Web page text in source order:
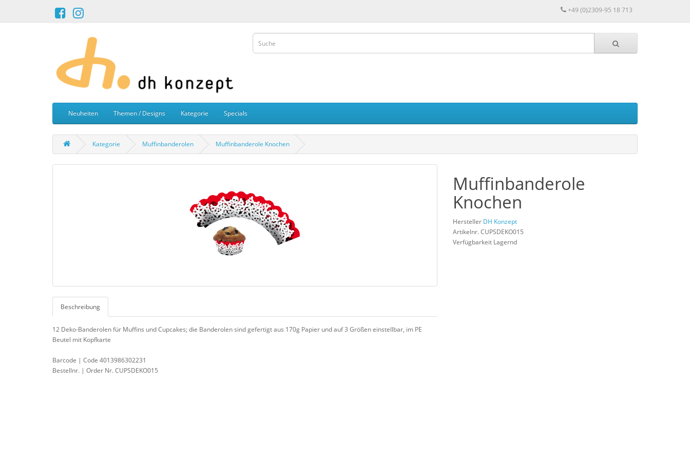
+49 (0)2309-95 18 713
Neuheiten Themen / Designs Kategorie Specials
Kategorie Muffinbanderolen Muffinbanderole Knochen
Beschreibung
12 Deko-Banderolen für Muffins und Cupcakes; die Banderolen sind gefertigt aus 170g Papier und auf 3 Größen einstellbar, im PE
Beutel mit Kopfkarte
Barcode | Code 4013986302231
Bestellnr. | Order Nr. CUPSDEKO015
Muffinbanderole
Knochen
Hersteller DH Konzept
Artikelnr. CUPSDEKO015
Verfügbarkeit Lagernd